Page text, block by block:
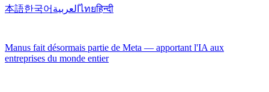
本語한국어 العربيةไทยहिन्दी
Manus fait désormais partie de Meta — apportant l'IA aux
entreprises du monde entier